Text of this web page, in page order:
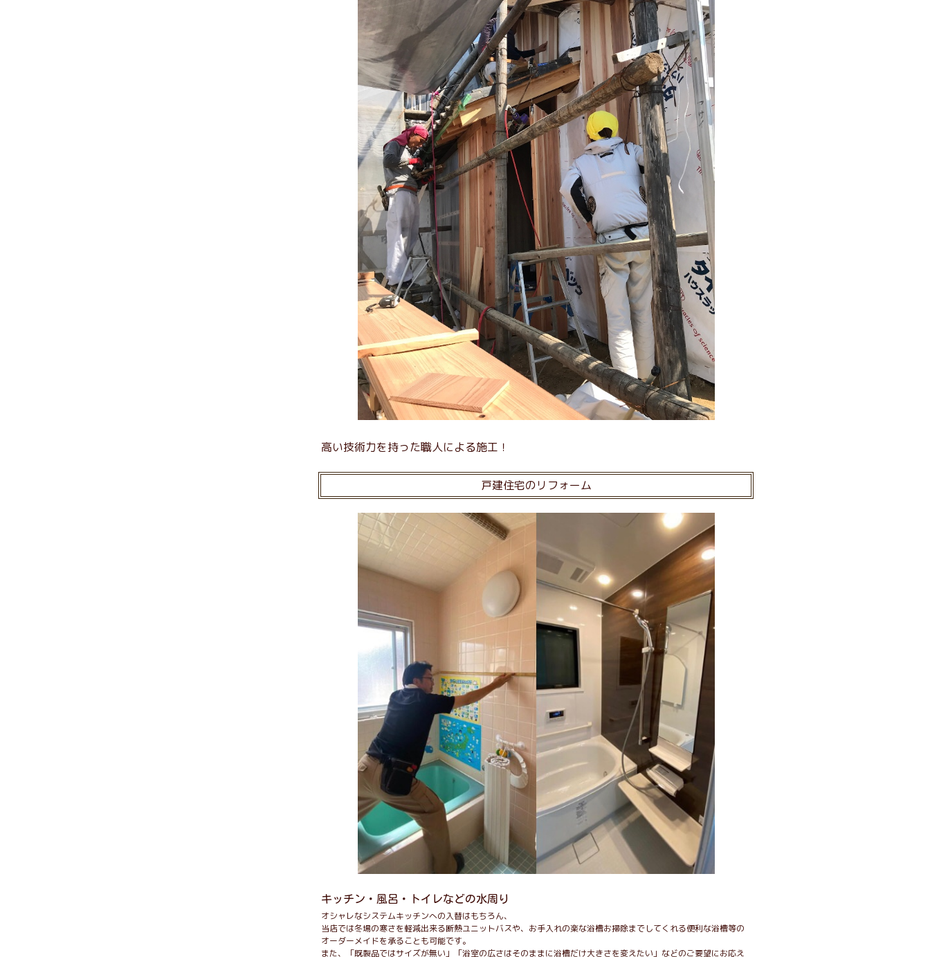
高い技術力を持った職人による施工！
戸建住宅のリフォーム
キッチン・風呂・トイレなどの水周り
オシャレなシステムキッチンへの入替はもちろん、
当店では冬場の寒さを軽減出来る断熱ユニットバスや、お手入れの楽な浴槽お掃除までしてくれる便利な浴槽等の
オーダーメイドを承ることも可能です。
また、「既製品ではサイズが無い」「浴室の広さはそのままに浴槽だけ大きさを変えたい」などのご要望にお応え